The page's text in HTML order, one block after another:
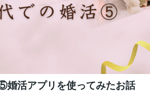
婚活アプリを使ってみたお話